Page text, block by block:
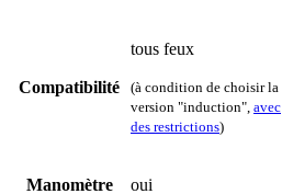
Compatibilité
tous feux
(à condition de choisir la
version "induction", avec
des restrictions)
Manomètre oui